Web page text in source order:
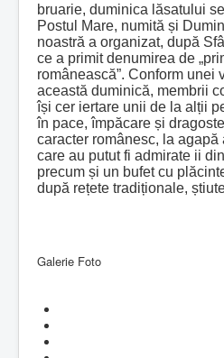
bruarie, duminica lăsatului
Postul Mare, numită și
noastră a organizat, după
ce a primit denumirea de
românească”. Conform unei
această duminică, membrii
își cer iertare unii de la alții
în pace, împăcare și
caracter românesc, la agapă
care au putut fi admirate ii
precum și un bufet cu
după rețete tradiționale,
Galerie Foto